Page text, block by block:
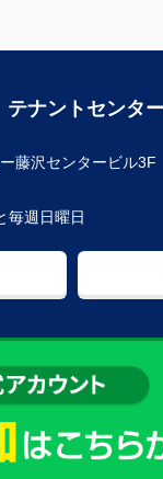
ナントセンタ
藤沢センタービル3F
毎週日曜日